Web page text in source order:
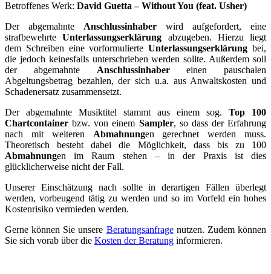
Betroffenes Werk: David Guetta – Without You (feat. Usher)
Der abgemahnte Anschlussinhaber wird aufgefordert, eine
strafbewehrteUnterlassungserklärung abzugeben. Hierzu liegt
dem Schreiben eine vorformulierteUnterlassungserklärung bei,
die jedoch keinesfalls unterschrieben werden sollte. Außerdem soll
der abgemahnte Anschlussinhabereinen pauschalen
Abgeltungsbetrag bezahlen, der sich u.a. aus Anwaltskosten und
Schadenersatz zusammensetzt.
Der abgemahnte Musiktitel stammt aus einem sog. Top 100
Chartcontainer bzw. von einem Sampler, so dass der Erfahrung
nach mit weiteren Abmahnungen gerechnet werden muss.
Theoretisch besteht dabei die Möglichkeit, dass bis zu 100
Abmahnungen im Raum stehen – in der Praxis ist dies
glücklicherweise nicht der Fall.
Unserer Einschätzung nach sollte in derartigen Fällen überlegt
werden, vorbeugend tätig zu werden und so im Vorfeld ein hohes
Kostenrisiko vermieden werden.
Gerne können Sie unsere Beratungsanfragenutzen. Zudem können
Sie sich vorab über die Kosten der Beratung informieren.